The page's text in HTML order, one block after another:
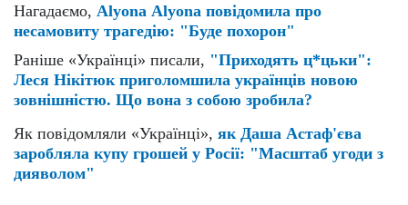
Нагадаємо, Аlyona Аlyona повідомила про
несамовиту трагедію: "Буде похорон"
Раніше «Українці» писали, "Приходять ц*цьки":
Леся Нікітюк приголомшила українців новою
зовнішністю. Що вона з собою зробила?
Як повідомляли «Українці», як Даша Астаф'єва
заробляла купу грошей у Росії: "Масштаб угоди з
дияволом"